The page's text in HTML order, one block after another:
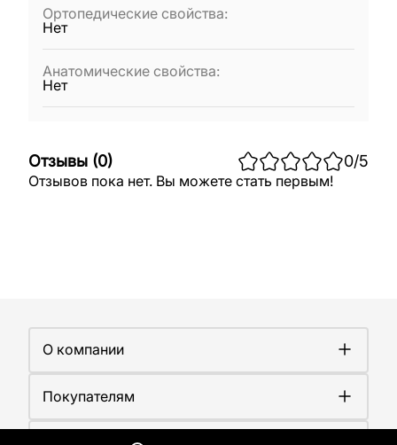
Ортопедические свойства:
Нет
Анатомические свойства:
Нет
Отзывы (0) 0/5
Отзывов пока нет. Вы можете стать первым!
О компании
Работа у нас
Сертификаты
Покупателям
Доставка